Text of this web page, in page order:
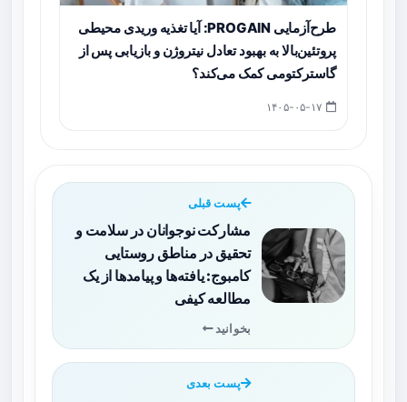
طرح‌آزمایی PROGAIN: آیا تغذیه وریدی محیطی
پروتئین‌بالا به بهبود تعادل نیتروژن و بازیابی پس از
گاسترکتومی کمک می‌کند؟
پست قبلی
مشارکت نوجوانان در سلامت و
تحقیق در مناطق روستایی
کامبوج: یافته‌ها و پیامدها از یک
مطالعه کیفی
بخوانید
پست بعدی